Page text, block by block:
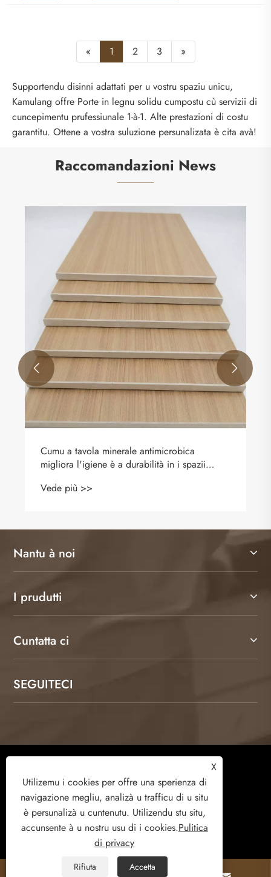
« 1 2 3 »
Supportendu disinni adattati per u vostru spaziu unicu,
Kamulang offre Porte in legnu solidu cumpostu cù servizii di
cuncepimentu prufessiunale 1-à-1. Alte prestazioni di costu
garantitu. Ottene a vostra suluzione persunalizata è cita avà!
Raccomandazioni News
I vantaghji di i pannelli di muru integrati in
fibra di legnu di bambù di cristallo di carbone
Vede più >>
 
Nantu à noi
I prudutti
Cuntatta ci
SEGUITECI
Technology Co., Ltd. Tutti i diritti riservati.
Links Sitemap RSS
XML
Pulitica di privacy
X
Utilizemu i cookies per offre una sperienza di
navigazione megliu, analizà u trafficu di u situ
è ​​persunalizà u cuntenutu. Utilizendu stu situ,
accunsente à u nostru usu di i cookies.Pulitica
di privacy
Rifiuta Accetta